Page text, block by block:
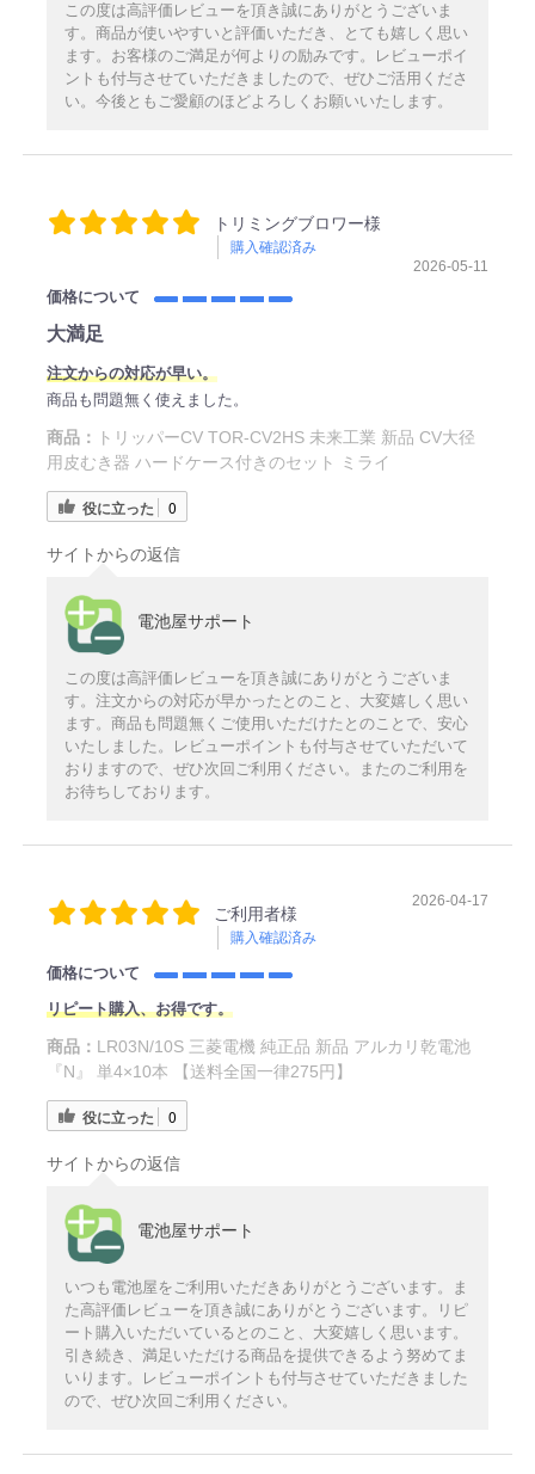
この度は高評価レビューを頂き誠にありがとうございま
す。商品が使いやすいと評価いただき、とても嬉しく思い
ます。お客様のご満足が何よりの励みです。レビューポイ
ントも付与させていただきましたので、ぜひご活用くださ
い。今後ともご愛顧のほどよろしくお願いいたします。
トリミングブロワー様
購入確認済み
2026-05-11
価格について
大満足
注文からの対応が早い。
商品も問題無く使えました。
商品：
トリッパーCV TOR-CV2HS 未来工業 新品 CV大径
用皮むき器 ハードケース付きのセット ミライ
役に立った 0
サイトからの返信
電池屋サポート
この度は高評価レビューを頂き誠にありがとうございま
す。注文からの対応が早かったとのこと、大変嬉しく思い
ます。商品も問題無くご使用いただけたとのことで、安心
いたしました。レビューポイントも付与させていただいて
おりますので、ぜひ次回ご利用ください。またのご利用を
お待ちしております。
ご利用者様
購入確認済み
2026-04-17
価格について
リピート購入、お得です。
商品： LR03N/10S 三菱電機 純正品 新品 アルカリ乾電池
『N』 単4×10本 【送料全国一律275円】
役に立った 0
サイトからの返信
電池屋サポート
いつも電池屋をご利用いただきありがとうございます。ま
た高評価レビューを頂き誠にありがとうございます。リピ
ート購入いただいているとのこと、大変嬉しく思います。
引き続き、満足いただける商品を提供できるよう努めてま
いります。レビューポイントも付与させていただきました
ので、ぜひ次回ご利用ください。